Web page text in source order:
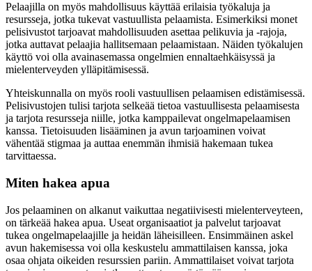
Pelaajilla on myös mahdollisuus käyttää erilaisia työkaluja ja
resursseja, jotka tukevat vastuullista pelaamista. Esimerkiksi monet
pelisivustot tarjoavat mahdollisuuden asettaa pelikuvia ja -rajoja,
jotka auttavat pelaajia hallitsemaan pelaamistaan. Näiden työkalujen
käyttö voi olla avainasemassa ongelmien ennaltaehkäisyssä ja
mielenterveyden ylläpitämisessä.
Yhteiskunnalla on myös rooli vastuullisen pelaamisen edistämisessä.
Pelisivustojen tulisi tarjota selkeää tietoa vastuullisesta pelaamisesta
ja tarjota resursseja niille, jotka kamppailevat ongelmapelaamisen
kanssa. Tietoisuuden lisääminen ja avun tarjoaminen voivat
vähentää stigmaa ja auttaa enemmän ihmisiä hakemaan tukea
tarvittaessa.
Miten hakea apua
Jos pelaaminen on alkanut vaikuttaa negatiivisesti mielenterveyteen,
on tärkeää hakea apua. Useat organisaatiot ja palvelut tarjoavat
tukea ongelmapelaajille ja heidän läheisilleen. Ensimmäinen askel
avun hakemisessa voi olla keskustelu ammattilaisen kanssa, joka
osaa ohjata oikeiden resurssien pariin. Ammattilaiset voivat tarjota